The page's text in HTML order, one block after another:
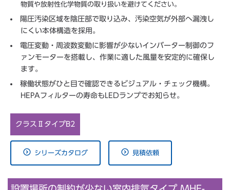
物質や放射性化学物質の取り扱いを避けてください。
陽圧汚染区域を陰圧部で取り込み、汚染空気が外部へ漏洩し
にくい本体構造を採用。
電圧変動・周波数変動に影響が少ないインバーター制御のフ
ァンモーターを搭載し、作業に適した風量を安定的に確保し
ます。
稼働状態がひと目で確認できるビジュアル・チェック機構。
HEPAフィルターの寿命もLEDランプでお知らせ。
クラスⅡタイプB2
シリーズカタログ 見積依頼